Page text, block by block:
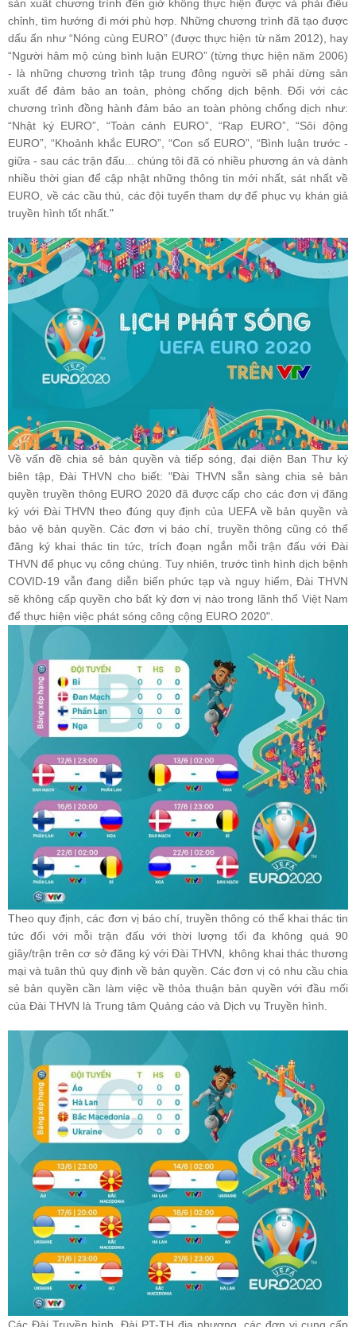
sản xuất chương trình đến giờ không thực hiện được và phải điều
chỉnh, tìm hướng đi mới phù hợp. Những chương trình đã tạo được
dấu ấn như “Nóng cùng EURO” (được thực hiện từ năm 2012), hay
“Người hâm mộ cùng bình luận EURO” (từng thực hiện năm 2006)
- là những chương trình tập trung đông người sẽ phải dừng sản
xuất để đảm bảo an toàn, phòng chống dịch bệnh. Đối với các
chương trình đồng hành đảm bảo an toàn phòng chống dịch như:
“Nhật ký EURO”, “Toàn cảnh EURO”, “Rap EURO”, “Sôi động
EURO”, “Khoảnh khắc EURO”, “Con số EURO”, “Bình luận trước -
giữa - sau các trận đấu... chúng tôi đã có nhiều phương án và dành
nhiều thời gian để cập nhật những thông tin mới nhất, sát nhất về
EURO, về các cầu thủ, các đội tuyển tham dự để phục vụ khán giả
truyền hình tốt nhất."
Về vấn đề chia sẻ bản quyền và tiếp sóng, đại diện Ban Thư ký
biên tập, Đài THVN cho biết: "Đài THVN sẵn sàng chia sẻ bản
quyền truyền thông EURO 2020 đã được cấp cho các đơn vị đăng
ký với Đài THVN theo đúng quy định của UEFA về bản quyền và
bảo vệ bản quyền. Các đơn vị báo chí, truyền thông cũng có thể
đăng ký khai thác tin tức, trích đoạn ngắn mỗi trận đấu với Đài
THVN để phục vụ công chúng. Tuy nhiên, trước tình hình dịch bệnh
COVID-19 vẫn đang diễn biến phức tạp và nguy hiểm, Đài THVN
sẽ không cấp quyền cho bất kỳ đơn vị nào trong lãnh thổ Việt Nam
để thực hiện việc phát sóng công cộng EURO 2020".
Theo quy định, các đơn vị báo chí, truyền thông có thể khai thác tin
tức đối với mỗi trận đấu với thời lượng tối đa không quá 90
giây/trận trên cơ sở đăng ký với Đài THVN, không khai thác thương
mại và tuân thủ quy định về bản quyền. Các đơn vị có nhu cầu chia
sẻ bản quyền cần làm việc về thỏa thuận bản quyền với đầu mối
của Đài THVN là Trung tâm Quảng cáo và Dịch vụ Truyền hình.